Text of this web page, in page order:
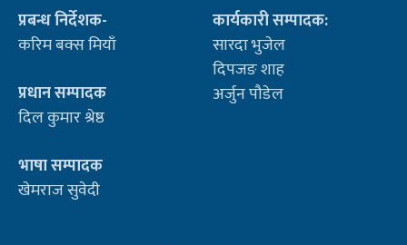
प्रबन्ध निर्देशक-
करिम बक्स मियाँ
प्रधान सम्पादक
दिल कुमार श्रेष्ठ
भाषा सम्पादक
खेमराज सुवेदी
कार्यकारी सम्पादक:
सारदा भुजेल
दिपजङ शाह
अर्जुन पौडेल